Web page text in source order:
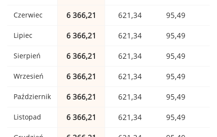
Czerwiec 6 366,21 621,34 95,49
Lipiec 6 366,21 621,34 95,49
Sierpień 6 366,21 621,34 95,49
Wrzesień 6 366,21 621,34 95,49
Październik 6 366,21 621,34 95,49
Listopad 6 366,21 621,34 95,49